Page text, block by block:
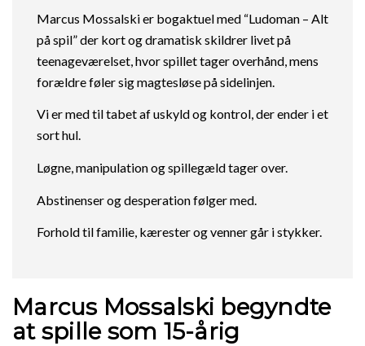
Marcus Mossalski er bogaktuel med “Ludoman – Alt
på spil” der kort og dramatisk skildrer livet på
teenageværelset, hvor spillet tager overhånd, mens
forældre føler sig magtesløse på sidelinjen.
Vi er med til tabet af uskyld og kontrol, der ender i et
sort hul.
Løgne, manipulation og spillegæld tager over.
Abstinenser og desperation følger med.
Forhold til familie, kærester og venner går i stykker.
Marcus Mossalski begyndte
at spille som 15-årig